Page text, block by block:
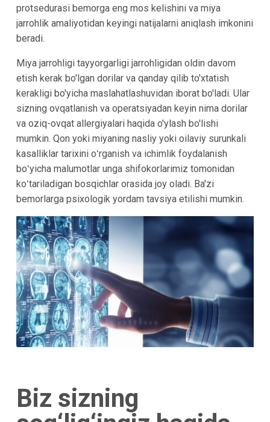
protsedurasi bemorga eng mos kelishini va miya
jarrohlik amaliyotidan keyingi natijalarni aniqlash imkonini
beradi.
Miya jarrohligi tayyorgarligi jarrohligidan oldin davom
etish kerak bo'lgan dorilar va qanday qilib to'xtatish
kerakligi bo'yicha maslahatlashuvidan iborat bo'ladi. Ular
sizning ovqatlanish va operatsiyadan keyin nima dorilar
va oziq-ovqat allergiyalari haqida o'ylash bo'lishi
mumkin. Qon yoki miyaning nasliy yoki oilaviy surunkali
kasalliklar tarixini oʻrganish va ichimlik foydalanish
boʻyicha malumotlar unga shifokorlarimiz tomonidan
koʻtariladigan bosqichlar orasida joy oladi. Ba'zi
bemorlarga psixologik yordam tavsiya etilishi mumkin.
Biz sizning